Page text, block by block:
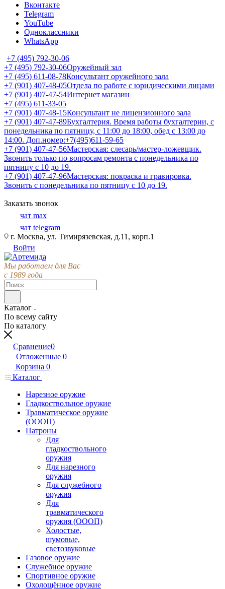
Вконтакте
Telegram
YouTube
Одноклассники
WhatsApp
+7 (495) 792-30-06
+7 (495) 792-30-06Оружейный зал
+7 (495) 611-08-78Консультант оружейного зала
+7 (901) 407-48-05Отдела по работе с юридическими лицами
+7 (901) 407-47-54Интернет магазин
+7 (495) 611-33-05
+7 (901) 407-48-15Консультант не лицензионного зала
+7 (901) 407-47-89Бухгалтерия. Время работы бухгалтерии, с
понедельника по пятницу, с 11:00 до 18:00, обед с 13:00 до
14:00. Доп.номер:+7(495)611-59-65
+7 (901) 407-47-56Мастерская: слесарь/мастер-ложевщик.
Звонить только по вопросам ремонта с понедельника по
пятницу с 10 до 19.
+7 (901) 407-47-96Мастерская: покраска и гравировка.
Звонить с понедельника по пятницу с 10 до 19.
Заказать звонок
чат max
чат telegram
г. Москва, ул. Тимирязевская, д.11, корп.1
Войти
Мы работаем для Вас
с 1989 года
Каталог
По всему сайту
По каталогу
Сравнение0
Отложенные 0
Корзина 0
Каталог
Нарезное оружие
Гладкоствольное оружие
Травматическое оружие
(ОООП)
Патроны
Для
гладкоствольного
оружия
Для нарезного
оружия
Для служебного
оружия
Для
травматического
оружия (ОООП)
Холостые,
шумовые,
светозвуковые
Газовое оружие
Служебное оружие
Спортивное оружие
Охолощённое оружие